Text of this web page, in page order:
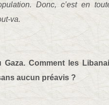
Donc, c’est en
va.
Gaza. Comment les
aucun préavis ?